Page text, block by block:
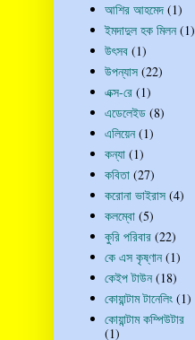
আশির আহমেদ (1)
ইমদাদুল হক মিলন (1)
উৎসব (1)
উপন্যাস (22)
এক্স-রে (1)
এডেলেইড (8)
এলিয়েন (1)
কন্যা (1)
কবিতা (27)
করোনা ভাইরাস (4)
কলম্বো (5)
কুরি পরিবার (22)
কে এস কৃষ্ণান (1)
কেইপ টাউন (18)
কোয়ান্টাম টানেলিং (1)
কোয়ান্টাম কম্পিউটার
(1)